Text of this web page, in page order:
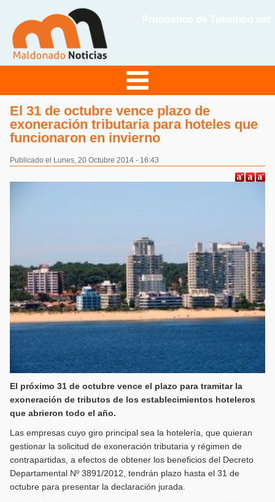
El 31 de octubre vence plazo de
exoneración tributaria para hoteles que
funcionaron en invierno
Publicado el Lunes, 20 Octubre 2014 - 16:43
El próximo 31 de octubre vence el plazo para tramitar la
exoneración de tributos de los establecimientos hoteleros
que abrieron todo el año.
Las empresas cuyo giro principal sea la hotelería, que quieran
gestionar la solicitud de exoneración tributaria y régimen de
contrapartidas, a efectos de obtener los beneficios del Decreto
Departamental Nº 3891/2012, tendrán plazo hasta el 31 de
octubre para presentar la declaración jurada.